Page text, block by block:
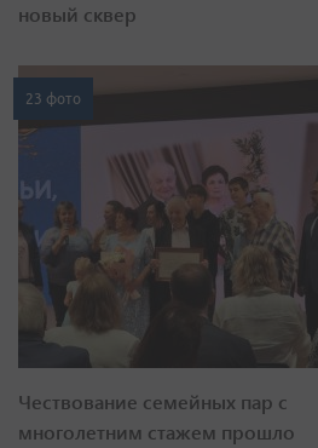
новый сквер
23 фото
Чествование семейных пар с
многолетним стажем прошло